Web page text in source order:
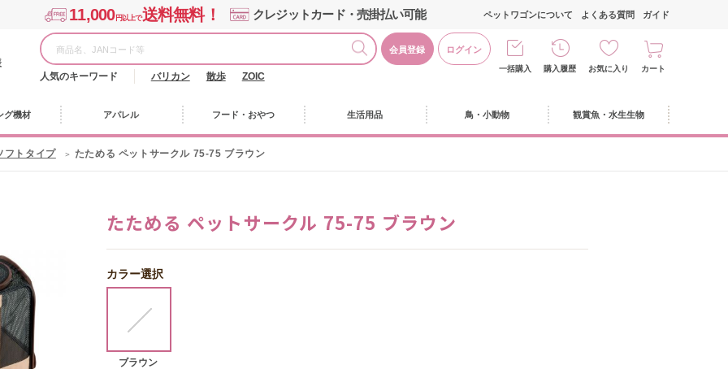
11,000円以上で送料無料！ クレジットカード・売掛払い可能
会員登録 ログイン
人気のキーワード バリカン 散歩 ZOIC
ペットワゴンについて よくある質問 ガイド
一括購入 購入履歴 お気に入り カート
グ機材 アパレル フード・おやつ 生活用品 鳥・小動物 観賞魚・水生生物
フトタイプ たためる ペットサークル 75-75 ブラウン
たためる ペットサークル 75-75 ブラウン
カラー選択
ブラウン